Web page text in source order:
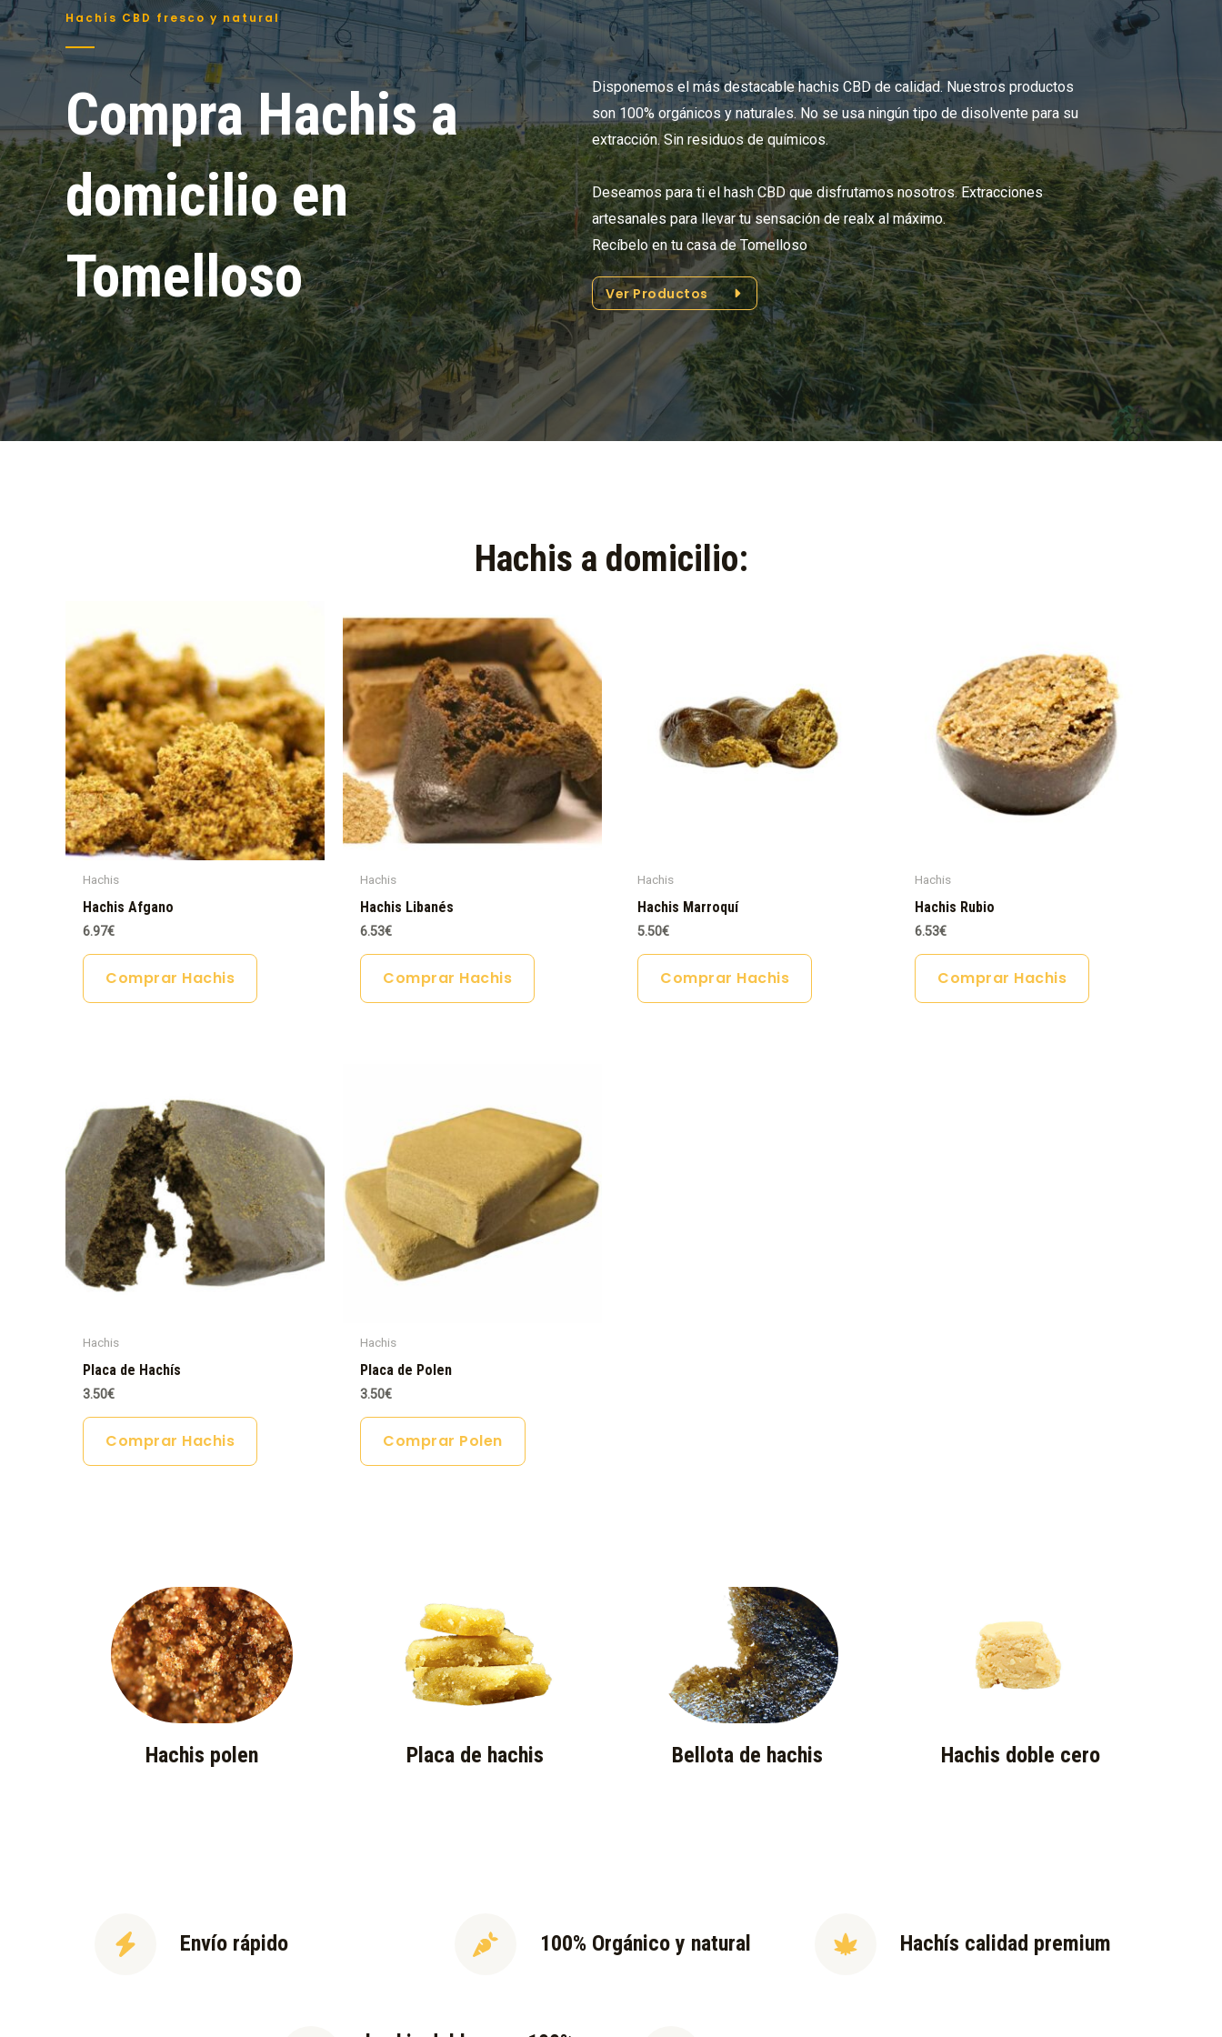
Hachís CBD fresco y natural
Compra Hachis a
domicilio en
Tomelloso
Disponemos el más destacable hachis CBD de calidad. Nuestros productos
son 100% orgánicos y naturales. No se usa ningún tipo de disolvente para su
extracción. Sin residuos de químicos.
Deseamos para ti el hash CBD que disfrutamos nosotros. Extracciones
artesanales para llevar tu sensación de realx al máximo.
Recíbelo en tu casa de Tomelloso
Ver Productos
Hachis a domicilio:​
Hachis
Hachis Afgano
6.97€
Comprar Hachis
Hachis
Hachis Libanés
6.53€
Comprar Hachis
Hachis
Hachis Marroquí
5.50€
Comprar Hachis
Hachis
Hachis Rubio
6.53€
Comprar Hachis
Hachis
Placa de Hachís
3.50€
Comprar Hachis
Hachis
Placa de Polen
3.50€
Comprar Polen
Hachis polen Placa de hachis Bellota de hachis Hachis doble cero
Envío rápido 100% Orgánico y natural Hachís calidad premium